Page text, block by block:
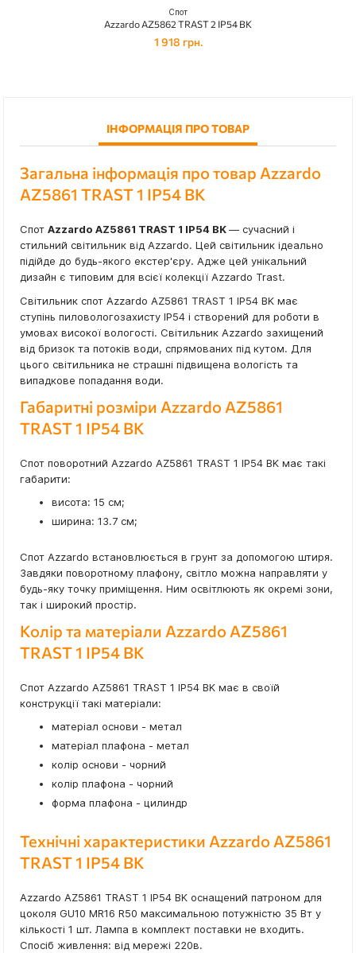
Спот
Azzardo AZ5862 TRAST 2 IP54 BK
1 918 грн.
ІНФОРМАЦІЯ ПРО ТОВАР
Загальна інформація про товар Azzardo
AZ5861 TRAST 1 IP54 BK
Спот Azzardo AZ5861 TRAST 1 IP54 BK— сучасний і
стильний світильник від Azzardo. Цей світильник ідеально
підійде до будь-якого екстер'єру. Адже цей унікальний
дизайн є типовим для всієї колекції Azzardo Trast.
Світильник спот Azzardo AZ5861 TRAST 1 IP54 BK має
ступінь пиловологозахисту IP54 і створений для роботи в
умовах високої вологості. Світильник Azzardo захищений
від бризок та потоків води, спрямованих під кутом. Для
цього світильника не страшні підвищена вологість та
випадкове попадання води.
Габаритні розміри Azzardo AZ5861
TRAST 1 IP54 BK
Спот поворотний Azzardo AZ5861 TRAST 1 IP54 BK має такі
габарити:
висота: 15 см;
ширина: 13.7 см;
Спот Azzardo встановлюється в грунт за допомогою штиря.
Завдяки поворотному плафону, світло можна направляти у
будь-яку точку приміщення. Ним освітлюють як окремі зони,
так і широкий простір.
Колір та матеріали Azzardo AZ5861
TRAST 1 IP54 BK
Спот Azzardo AZ5861 TRAST 1 IP54 BK має в своїй
конструкції такі матеріали:
матеріал основи - метал
матеріал плафона - метал
колір основи - чорний
колір плафона - чорний
форма плафона - цилиндр
Технічні характеристики Azzardo AZ5861
TRAST 1 IP54 BK
Azzardo AZ5861 TRAST 1 IP54 BK оснащений патроном для
цоколя GU10 MR16 R50 максимальною потужністю 35 Вт у
кількості 1 шт. Лампа в комплект поставки не входить.
Спосіб живлення: від мережі 220в.